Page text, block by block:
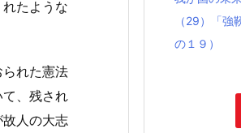
たような
れた憲法
、残され
人の大志
（29）「
の１９）